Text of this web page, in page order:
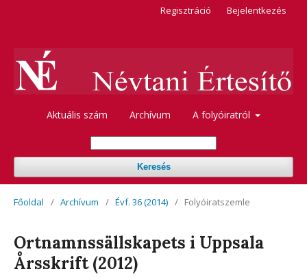
Aktuális szám Archívum A folyóiratról
Keresés
Regisztráció Bejelentkezés
Főoldal / Archívum / Évf. 36 (2014) / Folyóiratszemle
Ortnamnssällskapets i Uppsala
Årsskrift (2012)